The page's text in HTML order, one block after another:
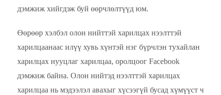
дэмжиж хийгдэж буй өөрчлөлтүүд юм.
Өөрөөр хэлбэл олон нийттэй харилцах нээлттэй
харилцаанаас илүү хувь хүнтэй нэг бүрчлэн тухайлан
харилцах нууцлаг харилцаа, оролцоог Facebook
дэмжиж байна. Олон нийтэд нээлттэй харилцах
харилцаа нь мэдээлэл авахыг хүсээгүй бусад хүмүүст ч